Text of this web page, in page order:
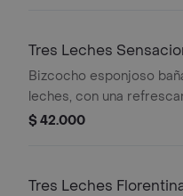
Tres Leches
Bizcocho esponjoso
leches, con una
de maracuyá y fresa.
$ 42.000
Tres Leches